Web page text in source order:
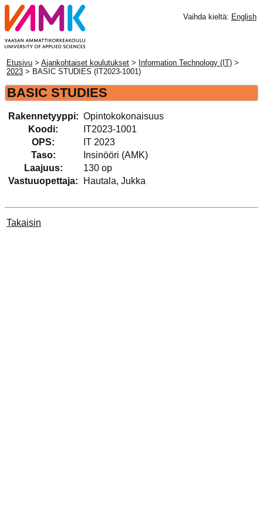
Vaihda kieltä: English
Etusivu >Ajankohtaiset koulutukset > Information Technology (IT) >
2023 > BASIC STUDIES (IT2023-1001)
BASIC STUDIES
Rakennetyyppi: Opintokokonaisuus
Koodi:
IT2023-1001
OPS:
IT 2023
Taso:
Insinööri (AMK)
Laajuus:
130 op
Vastuuopettaja:
Hautala, Jukka
Takaisin